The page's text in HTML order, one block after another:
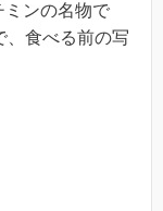
ミンの名物で
、食べる前の写